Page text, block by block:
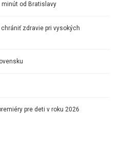
minút od Bratislavy
zdravie pri vysokých
pre deti v roku 2026